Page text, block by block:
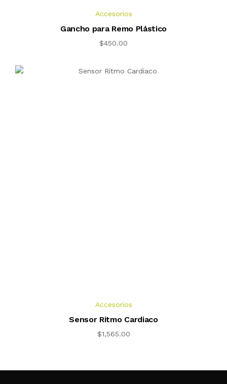
Accesorios
Gancho para Remo Plástico
$450.00
Accesorios
Sensor Ritmo Cardiaco
$1,565.00